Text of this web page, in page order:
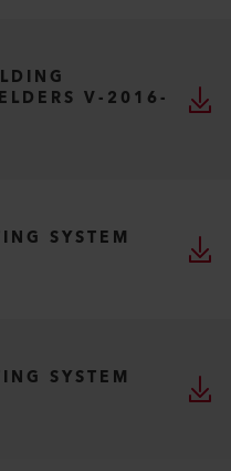
V-2016-
SYSTEM
SYSTEM